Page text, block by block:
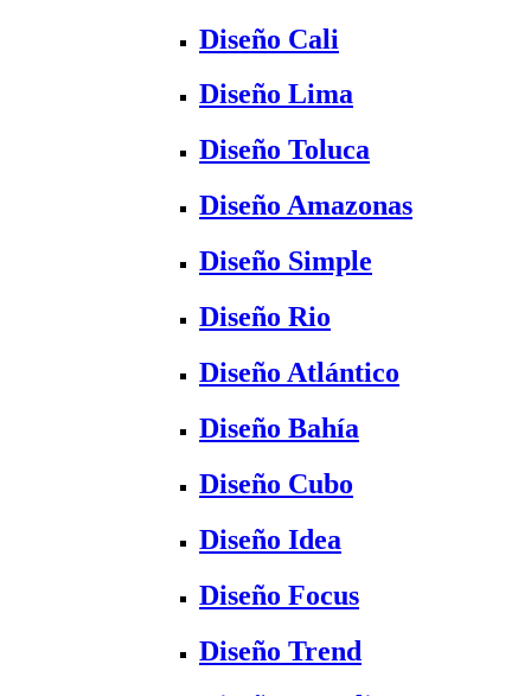
Diseño Cali
Diseño Lima
Diseño Toluca
Diseño Amazonas
Diseño Simple
Diseño Rio
Diseño Atlántico
Diseño Bahía
Diseño Cubo
Diseño Idea
Diseño Focus
Diseño Trend